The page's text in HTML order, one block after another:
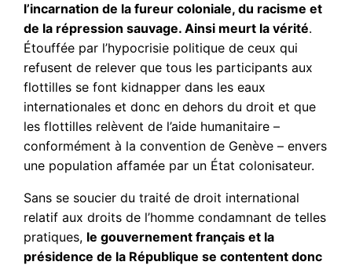
l’incarnation de la fureur coloniale, du racisme et
de la répression sauvage. Ainsi meurt la vérité.
Étouffée par l’hypocrisie politique de ceux qui
refusent de relever que tous les participants aux
flottilles se font kidnapper dans les eaux
internationales et donc en dehors du droit et que
les flottilles relèvent de l’aide humanitaire –
conformément à la convention de Genève – envers
une population affamée par un État colonisateur.
Sans se soucier du traité de droit international
relatif aux droits de l’homme condamnant de telles
pratiques, le gouvernement français et la
présidence de la République se contentent donc